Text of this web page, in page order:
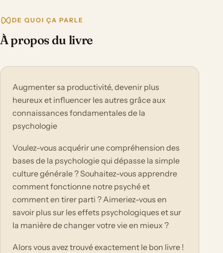
DE QUOI ÇA PARLE
À propos du livre
Augmenter sa productivité, devenir plus
heureux et influencer les autres grâce aux
connaissances fondamentales de la
psychologie
Voulez-vous acquérir une compréhension des
bases de la psychologie qui dépasse la simple
culture générale ? Souhaitez-vous apprendre
comment fonctionne notre psyché et
comment en tirer parti ? Aimeriez-vous en
savoir plus sur les effets psychologiques et sur
la manière de changer votre vie en mieux ?
Alors vous avez trouvé exactement le bon livre !